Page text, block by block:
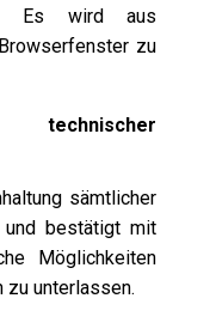
Es wird aus
zu
sämtlicher
und bestätigt mit
Möglichkeiten
zu unterlassen.